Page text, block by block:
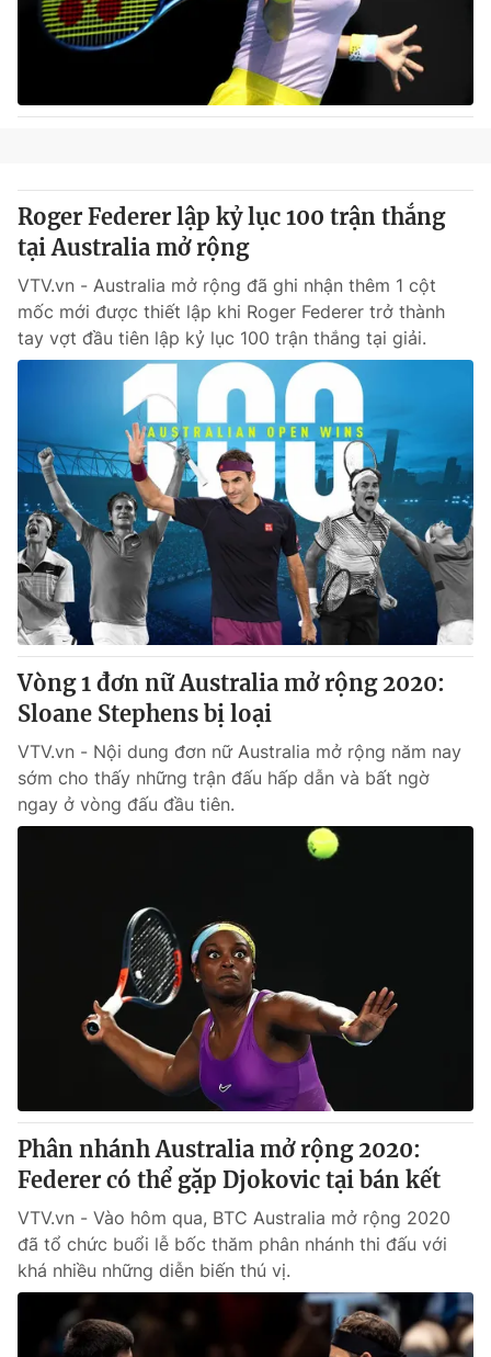
Roger Federer lập kỷ lục 100 trận thắng
tại Australia mở rộng
VTV.vn - Australia mở rộng đã ghi nhận thêm 1 cột
mốc mới được thiết lập khi Roger Federer trở thành
tay vợt đầu tiên lập kỷ lục 100 trận thắng tại giải.
Vòng 1 đơn nữ Australia mở rộng 2020:
Sloane Stephens bị loại
VTV.vn - Nội dung đơn nữ Australia mở rộng năm nay
sớm cho thấy những trận đấu hấp dẫn và bất ngờ
ngay ở vòng đấu đầu tiên.
Phân nhánh Australia mở rộng 2020:
Federer có thể gặp Djokovic tại bán kết
VTV.vn - Vào hôm qua, BTC Australia mở rộng 2020
đã tổ chức buổi lễ bốc thăm phân nhánh thi đấu với
khá nhiều những diễn biến thú vị.